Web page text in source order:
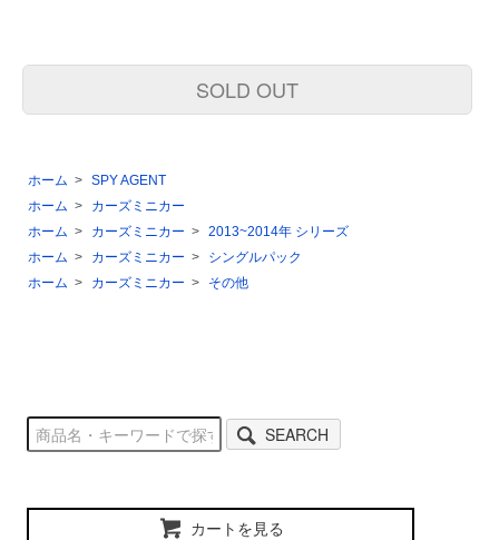
SOLD OUT
ホーム > SPY AGENT
ホーム >
カーズミニカー
ホーム > カーズミニカー > 2013~2014年 シリーズ
ホーム > カーズミニカー >
シングルパック
ホーム > カーズミニカー > その他
SEARCH
カートを見る